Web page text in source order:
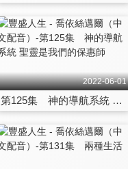
2022-06-01
第125集 神的導航系統 聖靈是我們的保惠師